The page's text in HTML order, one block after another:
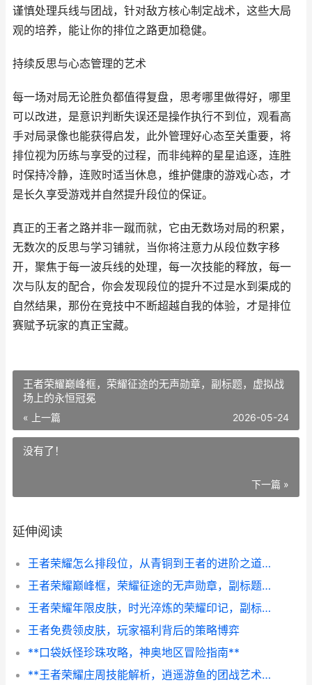
谨慎处理兵线与团战，针对敌方核心制定战术，这些大局
观的培养，能让你的排位之路更加稳健。
持续反思与心态管理的艺术
每一场对局无论胜负都值得复盘，思考哪里做得好，哪里
可以改进，是意识判断失误还是操作执行不到位，观看高
手对局录像也能获得启发，此外管理好心态至关重要，将
排位视为历练与享受的过程，而非纯粹的星星追逐，连胜
时保持冷静，连败时适当休息，维护健康的游戏心态，才
是长久享受游戏并自然提升段位的保证。
真正的王者之路并非一蹴而就，它由无数场对局的积累，
无数次的反思与学习铺就，当你将注意力从段位数字移
开，聚焦于每一波兵线的处理，每一次技能的释放，每一
次与队友的配合，你会发现段位的提升不过是水到渠成的
自然结果，那份在竞技中不断超越自我的体验，才是排位
赛赋予玩家的真正宝藏。
王者荣耀巅峰框，荣耀征途的无声勋章，副标题，虚拟战
场上的永恒冠冕
« 上一篇 2026-05-24
没有了！
下一篇 »
延伸阅读
王者荣耀怎么排段位，从青铜到王者的进阶之道副标题，理解机制与提升自我的旅程
王者荣耀巅峰框，荣耀征途的无声勋章，副标题，虚拟战场上的永恒冠冕
王者荣耀年限皮肤，时光淬炼的荣耀印记，副标题，五年流光铸就的文化图腾
王者免费领皮肤，玩家福利背后的策略博弈
**口袋妖怪珍珠攻略，神奥地区冒险指南**
**王者荣耀庄周技能解析，逍遥游鱼的团战艺术，副标题，梦境守护者的上分哲学**